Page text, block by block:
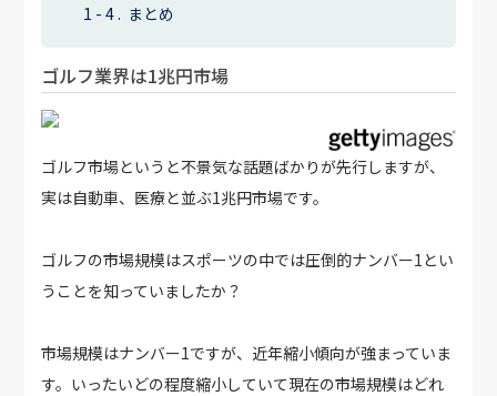
まとめ
ゴルフ業界は1兆円市場
ゴルフ市場というと不景気な話題ばかりが先行しますが、
実は自動車、医療と並ぶ1兆円市場です。
ゴルフの市場規模はスポーツの中では圧倒的ナンバー1とい
うことを知っていましたか？
市場規模はナンバー1ですが、近年縮小傾向が強まっていま
す。いったいどの程度縮小していて現在の市場規模はどれ